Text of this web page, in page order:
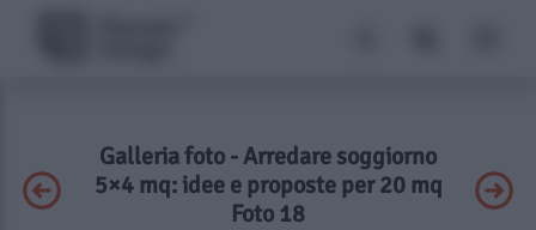
Galleria foto - Arredare soggiorno
5×4 mq: idee e proposte per 20 mq
Foto 18